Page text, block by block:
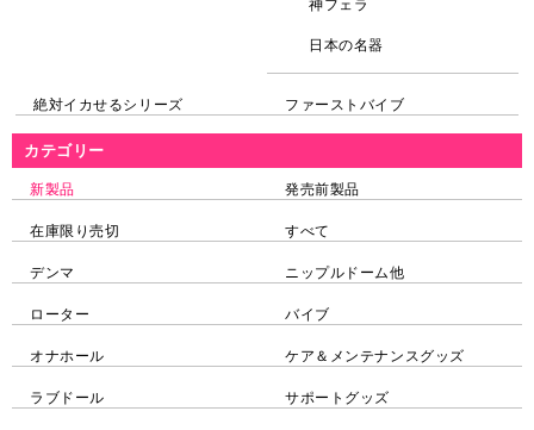
神フェラ
日本の名器
絶対イカせるシリーズ ファーストバイブ
カテゴリー
新製品 発売前製品
在庫限り売切 すべて
デンマ ニップルドーム他
ローター バイブ
オナホール ケア＆メンテナンスグッズ
ラブドール サポートグッズ